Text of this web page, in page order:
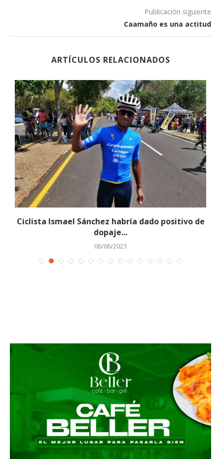
Publicación siguiente
Caamaño es una actitud
ARTÍCULOS RELACIONADOS
Ciclista Ismael Sánchez habría dado positivo de
dopaje...
06/06/2023